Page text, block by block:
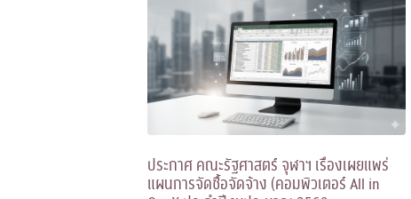
ประกาศ คณะรัฐศาสตร์ จุฬาฯ เรื่องเผยแพร่
แผนการจัดซื้อจัดจ้าง (คอมพิวเตอร์ All in